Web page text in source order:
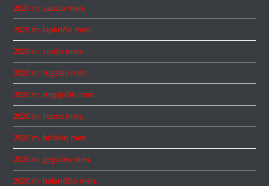
2021 m. sausio mėn.
2020 m. lapkričio mėn.
2020 m. spalio mėn.
2020 m. rugsėjo mėn.
2020 m. rugpjūčio mėn.
2020 m. liepos mėn.
2020 m. birželio mėn.
2020 m. gegužės mėn.
2020 m. balandžio mėn.